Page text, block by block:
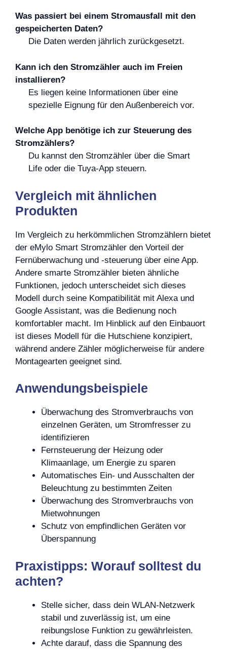
Was passiert bei einem Stromausfall mit den
gespeicherten Daten?
Die Daten werden jährlich zurückgesetzt.
Kann ich den Stromzähler auch im Freien
installieren?
Es liegen keine Informationen über eine
spezielle Eignung für den Außenbereich vor.
Welche App benötige ich zur Steuerung des
Stromzählers?
Du kannst den Stromzähler über die Smart
Life oder die Tuya-App steuern.
Vergleich mit ähnlichen
Produkten
Im Vergleich zu herkömmlichen Stromzählern bietet
der eMylo Smart Stromzähler den Vorteil der
Fernüberwachung und -steuerung über eine App.
Andere smarte Stromzähler bieten ähnliche
Funktionen, jedoch unterscheidet sich dieses
Modell durch seine Kompatibilität mit Alexa und
Google Assistant, was die Bedienung noch
komfortabler macht. Im Hinblick auf den Einbauort
ist dieses Modell für die Hutschiene konzipiert,
während andere Zähler möglicherweise für andere
Montagearten geeignet sind.
Anwendungsbeispiele
Überwachung des Stromverbrauchs von
einzelnen Geräten, um Stromfresser zu
identifizieren
Fernsteuerung der Heizung oder
Klimaanlage, um Energie zu sparen
Automatisches Ein- und Ausschalten der
Beleuchtung zu bestimmten Zeiten
Überwachung des Stromverbrauchs von
Mietwohnungen
Schutz von empfindlichen Geräten vor
Überspannung
Praxistipps: Worauf solltest du
achten?
Stelle sicher, dass dein WLAN-Netzwerk
stabil und zuverlässig ist, um eine
reibungslose Funktion zu gewährleisten.
Achte darauf, dass die Spannung des